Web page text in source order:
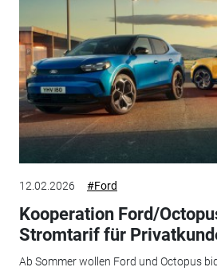
12.02.2026 #Ford
Kooperation Ford/
Stromtarif für
Ab Sommer wollen Ford und Octopus